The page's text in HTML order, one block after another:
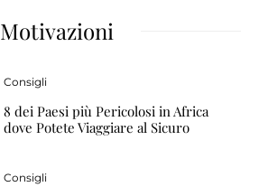
Motivazioni
Consigli
8 dei Paesi più Pericolosi in Africa
dove Potete Viaggiare al Sicuro
Consigli